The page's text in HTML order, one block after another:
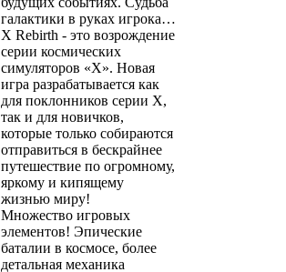
галактики в руках игрока…
X Rebirth - это возрождение
серии космических
симуляторов «Х». Новая
игра разрабатывается как
для поклонников серии Х,
так и для новичков,
которые только собираются
отправиться в бескрайнее
путешествие по огромному,
яркому и кипящему
жизнью миру!
Множество игровых
элементов! Эпические
баталии в космосе, более
детальная механика